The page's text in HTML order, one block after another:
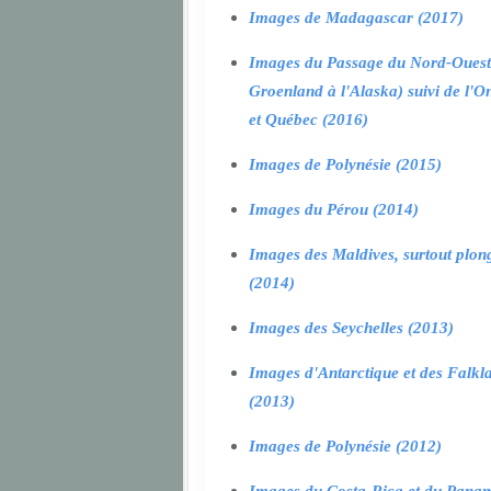
Images de Madagascar (2017)
Images du Passage du Nord-
Groenland à l'Alaska) suivi de
et Québec (2016)
Images de Polynésie (2015)
Images du Pérou (2014)
Images des Maldives, surtout
(2014)
Images des Seychelles (2013)
Images d'Antarctique et des
(2013)
Images de Polynésie (2012)